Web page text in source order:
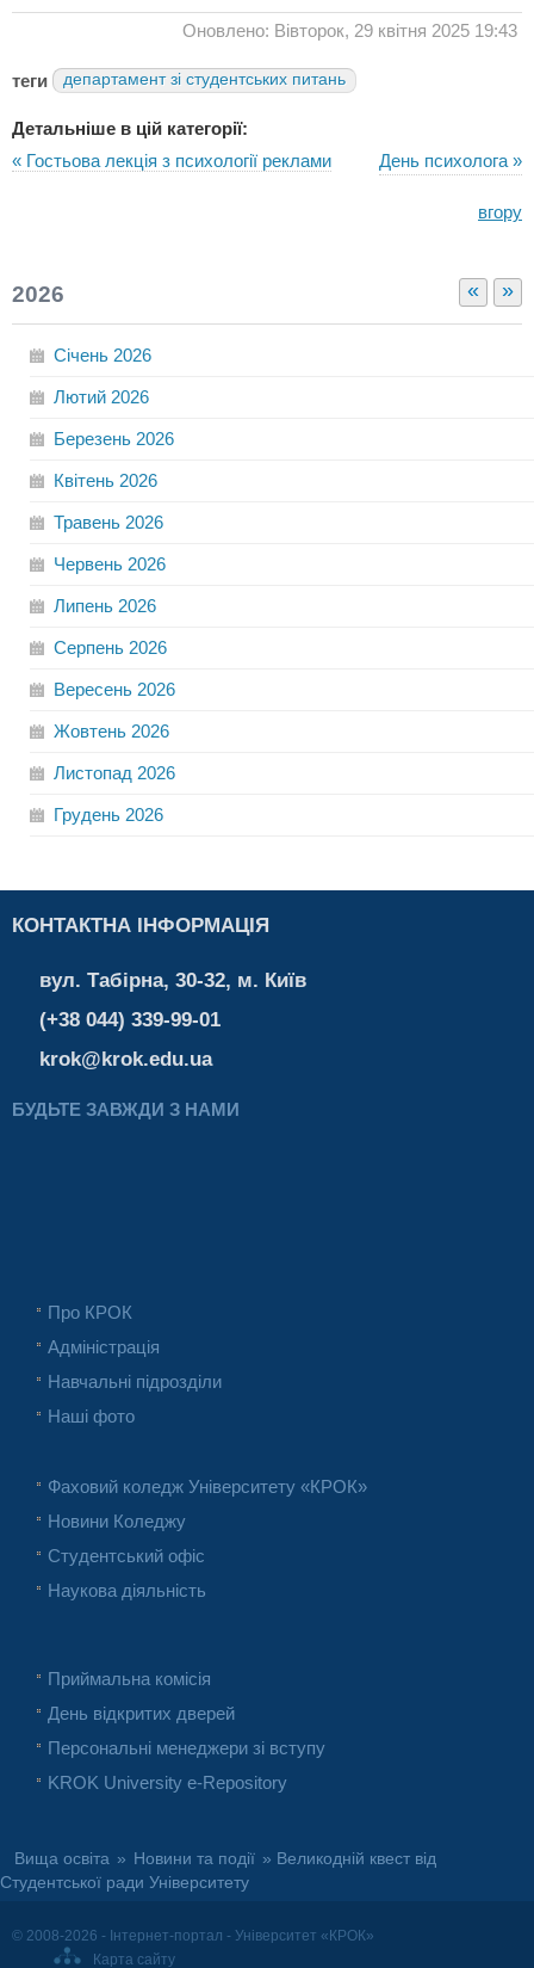
Оновлено: Вівторок, 29 квітня 2025 19:43
теги департамент зі студентських питань
Детальніше в цій категорії:
« Гостьова лекція з психології реклами
День психолога »
вгору
« »
2026
Січень 2026
Лютий 2026
Березень 2026
Квітень 2026
Травень 2026
Червень 2026
Липень 2026
Серпень 2026
Вересень 2026
Жовтень 2026
Листопад 2026
Грудень 2026
КОНТАКТНА ІНФОРМАЦІЯ
вул. Табірна, 30-32, м. Київ
(+38 044) 339-99-01
krok@krok.edu.ua
БУДЬТЕ ЗАВЖДИ З НАМИ
Про КРОК
Адміністрація
Навчальні підрозділи
Наші фото
Фаховий коледж Університету «КРОК»
Новини Коледжу
Студентський офіс
Наукова діяльність
Приймальна комісія
День відкритих дверей
Персональні менеджери зі вступу
KROK University e-Repository
Вища освіта » Новини та події » Великодній квест від
Студентської ради Університету
© 2008-2026 - Інтернет-портал - Університет «КРОК»
Карта сайту